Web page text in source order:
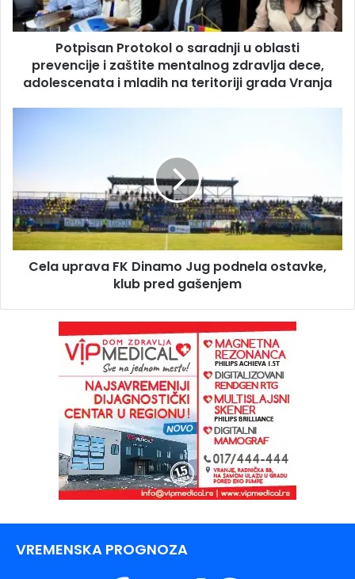
Potpisan Protokol o saradnji u oblasti
prevencije i zaštite mentalnog zdravlja dece,
adolescenata i mladih na teritoriji grada Vranja
Cela uprava FK Dinamo Jug podnela ostavke,
klub pred gašenjem
VREMENSKA PROGNOZA